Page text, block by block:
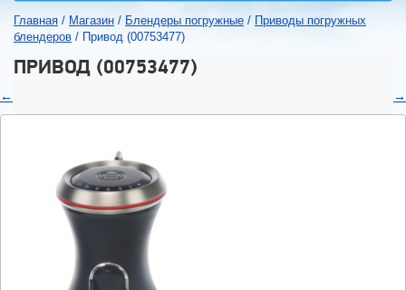
Главная / Магазин / Блендеры погружные / Приводы погружных
блендеров / Привод (00753477)
ПРИВОД (00753477)
← →